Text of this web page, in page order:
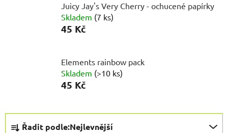
Juicy Jay's Very Cherry - ochucené papírky
Skladem (7 ks)
45 Kč
Elements rainbow pack
Skladem (>10 ks)
45 Kč
Ř Řadit podle:Nejlevnější